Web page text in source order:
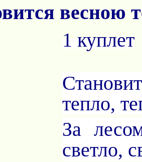
весною
1 куплет
тепло,
За
светло,